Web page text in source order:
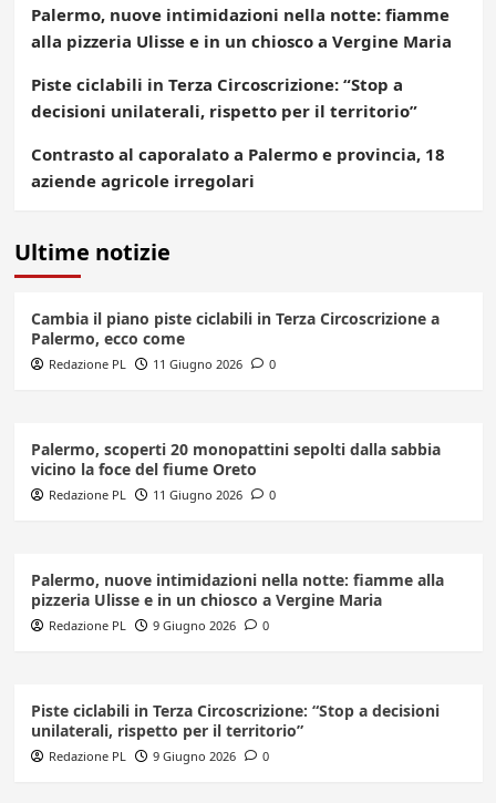
Palermo, nuove intimidazioni nella notte: fiamme
alla pizzeria Ulisse e in un chiosco a Vergine Maria
Piste ciclabili in Terza Circoscrizione: “Stop a
decisioni unilaterali, rispetto per il territorio”
Contrasto al caporalato a Palermo e provincia, 18
aziende agricole irregolari
Ultime notizie
Cambia il piano piste ciclabili in Terza Circoscrizione a
Palermo, ecco come
Redazione PL 11 Giugno 2026 0
Palermo, scoperti 20 monopattini sepolti dalla sabbia
vicino la foce del fiume Oreto
Redazione PL 11 Giugno 2026 0
Palermo, nuove intimidazioni nella notte: fiamme alla
pizzeria Ulisse e in un chiosco a Vergine Maria
Redazione PL 9 Giugno 2026 0
Piste ciclabili in Terza Circoscrizione: “Stop a decisioni
unilaterali, rispetto per il territorio”
Redazione PL 9 Giugno 2026 0